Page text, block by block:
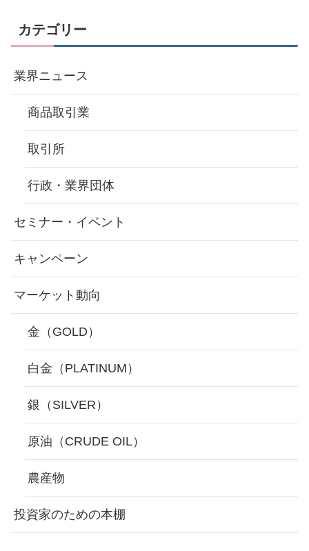
カテゴリー
業界ニュース
商品取引業
取引所
行政・業界団体
セミナー・イベント
キャンペーン
マーケット動向
金（GOLD）
白金（PLATINUM）
銀（SILVER）
原油（CRUDE OIL）
農産物
投資家のための本棚